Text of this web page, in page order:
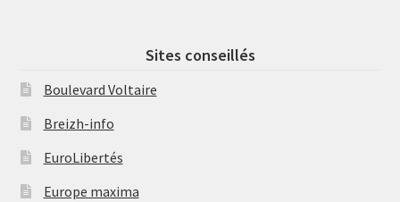
Sites conseillés
Boulevard Voltaire
Breizh-info
EuroLibertés
Europe maxima